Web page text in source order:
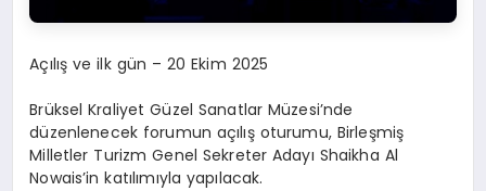
Açılış ve ilk gün – 20 Ekim 2025
Brüksel Kraliyet Güzel Sanatlar Müzesi’nde
düzenlenecek forumun açılış oturumu, Birleşmiş
Milletler Turizm Genel Sekreter Adayı Shaikha Al
Nowais’in katılımıyla yapılacak.